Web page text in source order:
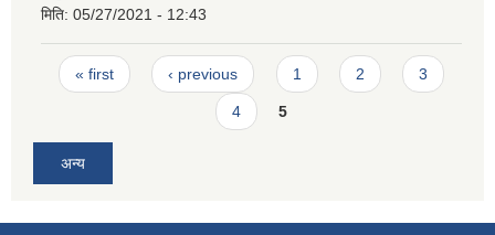
मिति: 05/27/2021 - 12:43
Pages
« first ‹ previous 1 2 3
4 5
अन्य